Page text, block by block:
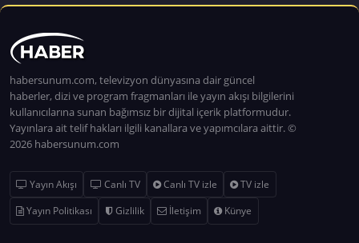
habersunum.com, televizyon dünyasına dair güncel
haberler, dizi ve program fragmanları ile yayın akışı bilgilerini
kullanıcılarına sunan bağımsız bir dijital içerik platformudur.
Yayınlara ait telif hakları ilgili kanallara ve yapımcılara aittir. ©
2026 habersunum.com
Yayın Akışı Canlı TV Canlı TV izle
TV izle
Yayın Politikası
Gizlilik İletişim Künye